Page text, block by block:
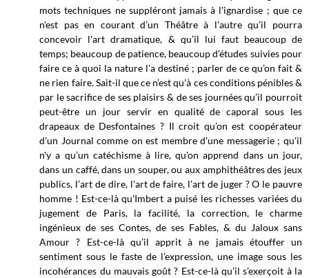
mots techniques ne suppléront jamais à l'ignardise ; que ce
n'est pas en courant d’un Théâtre à l'autre qu’il pourra
concevoir l'art dramatique, & qu’il lui faut beaucoup de
temps; beaucoup de patience, beaucoup d'études suivies pour
faire ce à quoi la nature l'a destiné ; parler de ce qu’on fait &
ne rien faire. Sait-il que ce n’est qu'à ces conditions pénibles &
par le sacrifice de ses plaisirs & de ses journées qu’il pourroit
peut-être un jour servir en qualité de caporal sous les
drapeaux de Desfontaines ? Il croit qu’on est coopérateur
d'un Journal comme on est membre d'une messagerie ; qu'il
n'y a qu’un catéchisme à lire, qu'on apprend dans un jour,
dans un caffé, dans un souper, ou aux amphithéâtres des jeux
publics, l’art de dire, l'art de faire, l'art de juger ? O le pauvre
homme ! Est-ce-là qu'Imbert a puisé les richesses variées du
jugement de Paris, la facilité, la correction, le charme
ingénieux de ses Contes, de ses Fables, & du Jaloux sans
Amour ? Est-ce-là qu’il apprit à ne jamais étouffer un
sentiment sous le faste de l’expression, une image sous les
incohérances du mauvais goût ? Est-ce-là qu’il s’exerçoit à la